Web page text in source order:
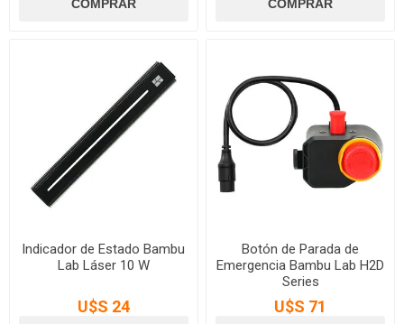
Indicador de Estado Bambu
Lab Láser 10 W
U$S 24
Botón de Parada de
Emergencia Bambu Lab H2D
Series
U$S 71